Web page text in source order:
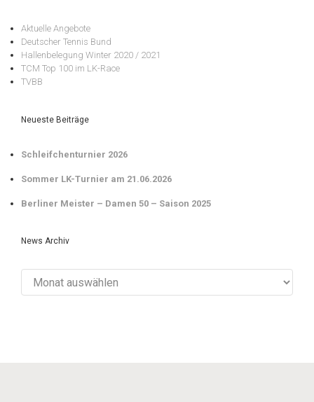
Aktuelle Angebote
Deutscher Tennis Bund
Hallenbelegung Winter 2020 / 2021
TCM Top 100 im LK-Race
TVBB
Neueste Beiträge
Schleifchenturnier 2026
Sommer LK-Turnier am 21.06.2026
Berliner Meister – Damen 50 – Saison 2025
News Archiv
Archiv